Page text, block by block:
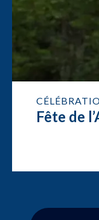
Fête de